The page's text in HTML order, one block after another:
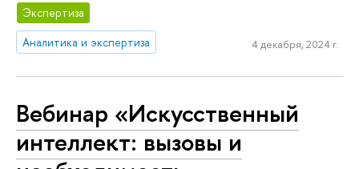
Экспертиза
Аналитика и экспертиза
4 декабря, 2024 г.
Вебинар «Искусственный
интеллект: вызовы и